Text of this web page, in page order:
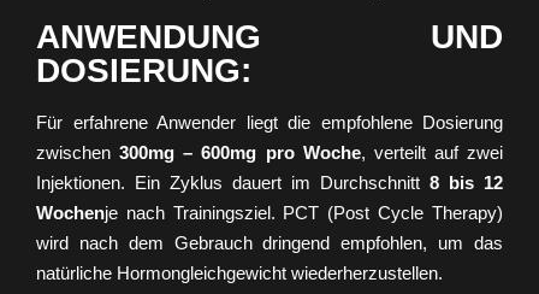
ANWENDUNG UND
DOSIERUNG:
Für erfahrene Anwender liegt die empfohlene Dosierung
zwischen300mg – 600mg pro Woche, verteilt auf zwei
Injektionen. Ein Zyklus dauert im Durchschnitt 8 bis 12
Wochenje nach Trainingsziel. PCT (Post Cycle Therapy)
wird nach dem Gebrauch dringend empfohlen, um das
natürliche Hormongleichgewicht wiederherzustellen.